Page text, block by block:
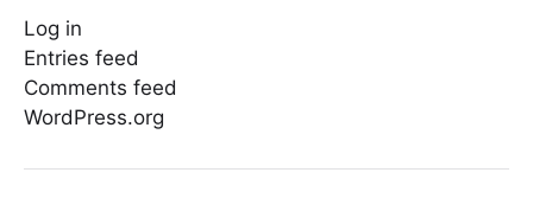
Log in
Entries feed
Comments feed
WordPress.org